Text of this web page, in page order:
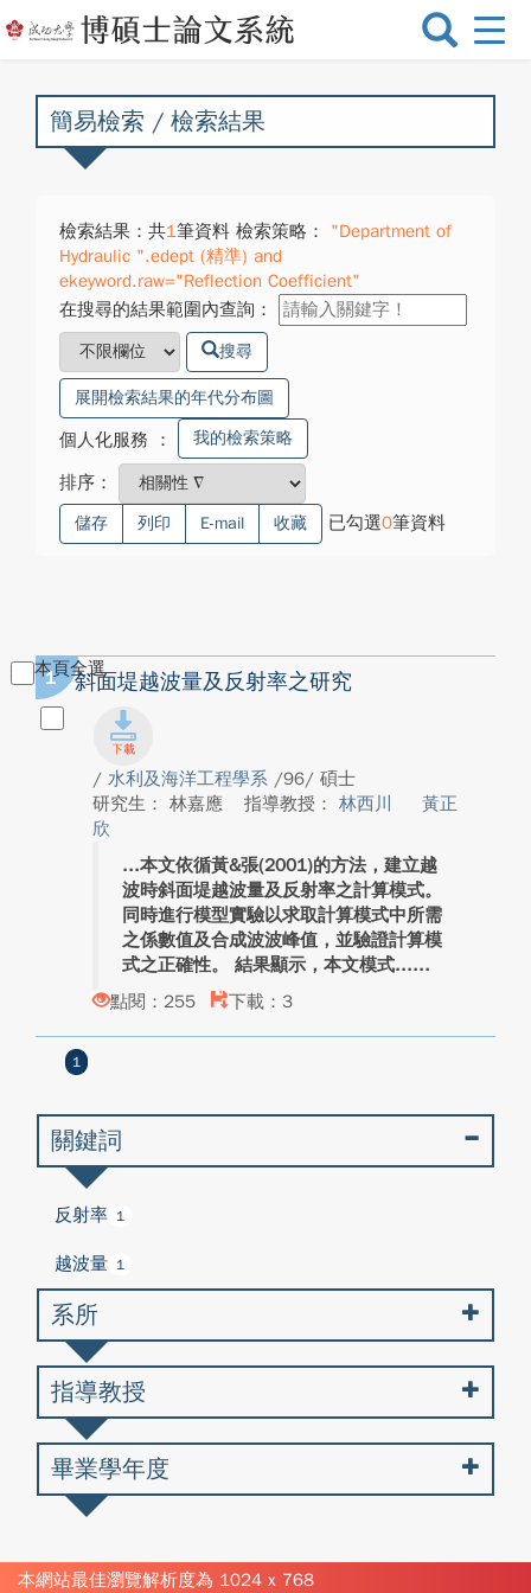
選
換
簡易檢索 / 檢索結果
檢索結果：共1筆資料 檢索策略：
"Department of
Hydraulic ".edept (精準) and
ekeyword.raw="Reflection Coefficient"
在搜尋的結果範圍內查詢：
搜尋
展開檢索結果的年代分布圖
個人化服務 ： 我的檢索策略
排序：
儲存 列印 E-mail 收藏 已勾選0筆資料
本頁全選
1 斜面堤越波量及反射率之研究
/ 水利及海洋工程學系 /96/ 碩士
研究生： 林嘉應
指導教授： 林西川
黃正
欣
本文依循黃&張(2001)的方法，建立越
波時斜面堤越波量及反射率之計算模式。
同時進行模型實驗以求取計算模式中所需
之係數值及合成波波峰值，並驗證計算模
式之正確性。 結果顯示，本文模式...
點閱：255
下載：3
1
關鍵詞
反射率 1
越波量 1
系所
指導教授
畢業學年度
本網站最佳瀏覽解析度為 1024 x 768